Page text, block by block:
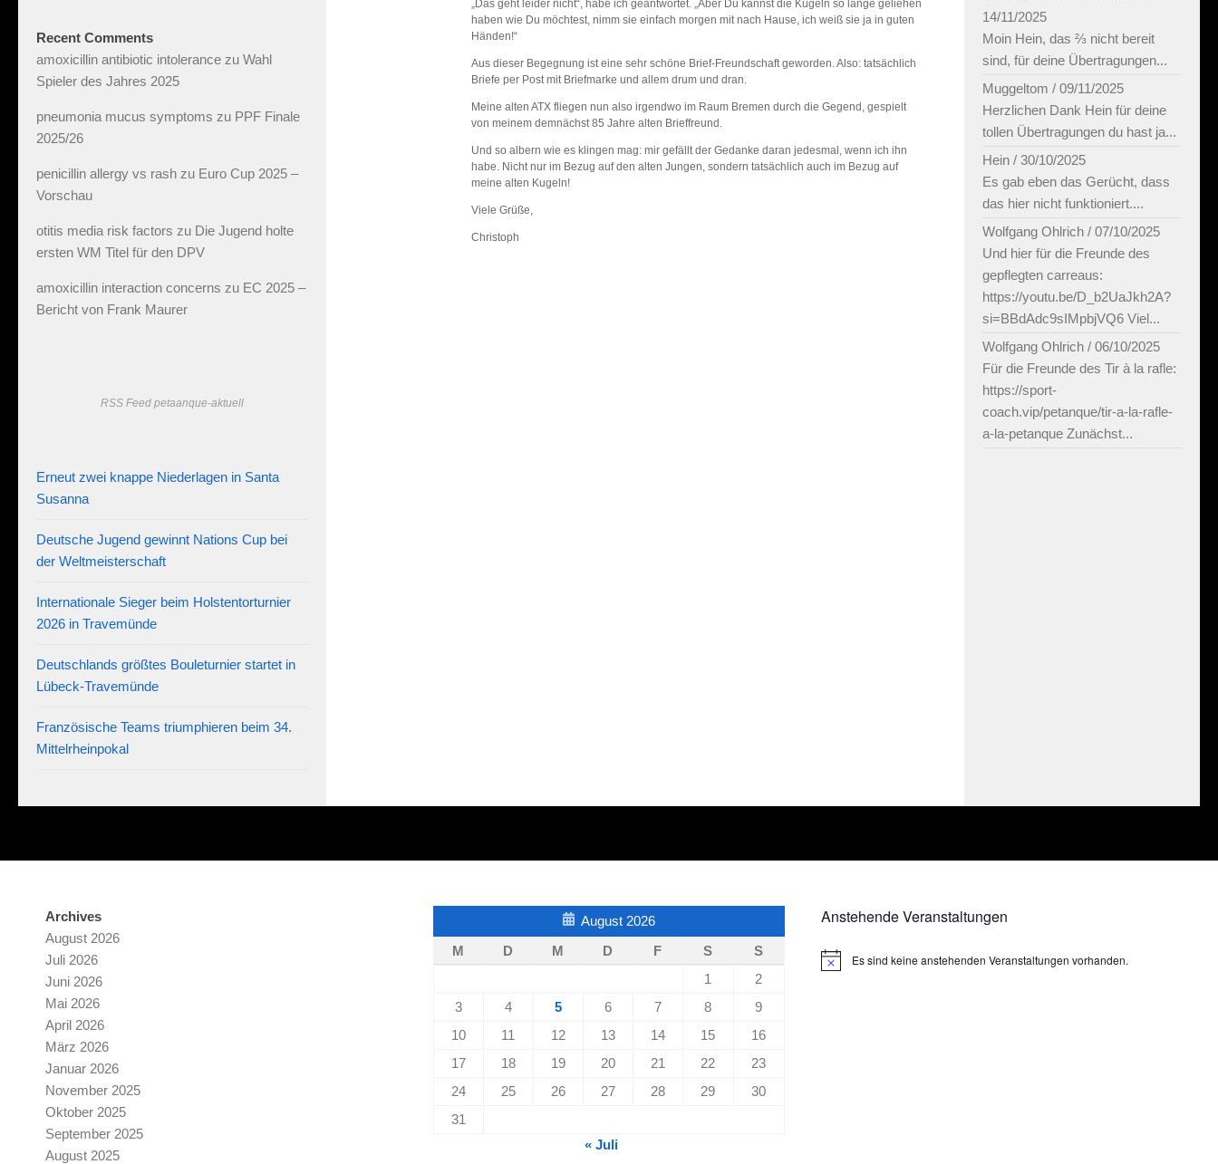
„Das geht leider nicht“, habe ich geantwortet. „Aber Du kannst die Kugeln so lange geliehen
haben wie Du möchtest, nimm sie einfach morgen mit nach Hause, ich weiß sie ja in guten
Händen!“
Aus dieser Begegnung ist eine sehr schöne Brief-Freundschaft geworden. Also: tatsächlich
Briefe per Post mit Briefmarke und allem drum und dran.
Meine alten ATX fliegen nun also irgendwo im Raum Bremen durch die Gegend, gespielt
von meinem demnächst 85 Jahre alten Brieffreund.
Und so albern wie es klingen mag: mir gefällt der Gedanke daran jedesmal, wenn ich ihn
habe. Nicht nur im Bezug auf den alten Jungen, sondern tatsächlich auch im Bezug auf
meine alten Kugeln!
Viele Grüße,
Christoph
Recent Comments
amoxicillin antibiotic intolerance zu Wahl
Spieler des Jahres 2025
pneumonia mucus symptoms zu PPF Finale
2025/26
penicillin allergy vs rash zu Euro Cup 2025 –
Vorschau
otitis media risk factors zu Die Jugend holte
ersten WM Titel für den DPV
amoxicillin interaction concerns zu EC 2025 –
Bericht von Frank Maurer
RSS Feed petaanque-aktuell
Erneut zwei knappe Niederlagen in Santa
Susanna
Deutsche Jugend gewinnt Nations Cup bei
der Weltmeisterschaft
Internationale Sieger beim Holstentorturnier
2026 in Travemünde
Deutschlands größtes Bouleturnier startet in
Lübeck-Travemünde
Französische Teams triumphieren beim 34.
Mittelrheinpokal
14/11/2025
Moin Hein, das ⅔ nicht bereit
sind, für deine Übertragungen...
Muggeltom / 09/11/2025
Herzlichen Dank Hein für deine
tollen Übertragungen du hast ja...
Hein / 30/10/2025
Es gab eben das Gerücht, dass
das hier nicht funktioniert....
Wolfgang Ohlrich / 07/10/2025
Und hier für die Freunde des
gepflegten carreaus:
https://youtu.be/D_b2UaJkh2A?
si=BBdAdc9sIMpbjVQ6 Viel...
Wolfgang Ohlrich / 06/10/2025
Für die Freunde des Tir à la rafle:
https://sport-
coach.vip/petanque/tir-a-la-rafle-
a-la-petanque Zunächst...
Archives
August 2026
Juli 2026
Juni 2026
Mai 2026
April 2026
März 2026
Januar 2026
November 2025
Oktober 2025
September 2025
August 2025
August 2026
M
D M D F S
S
1
2
3
4 5 6 7 8
9
10
11 12 13 14 15
16
17
18 19 20 21 22
23
24
25 26 27 28 29
30
31
« Juli
Anstehende Veranstaltungen
HinweisEs sind keine anstehenden Veranstaltungen vorhanden.